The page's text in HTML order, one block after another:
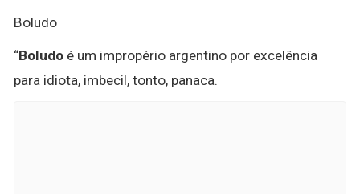
Boludo
“Boludo é um impropério argentino por excelência
para idiota, imbecil, tonto, panaca.